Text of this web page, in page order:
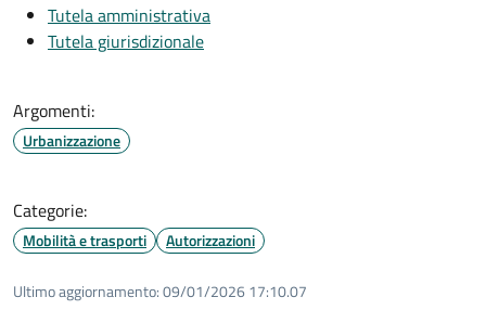
Tutela amministrativa
Tutela giurisdizionale
Argomenti:
Urbanizzazione
Categorie:
Mobilità e trasporti Autorizzazioni
Ultimo aggiornamento:09/01/2026 17:10.07